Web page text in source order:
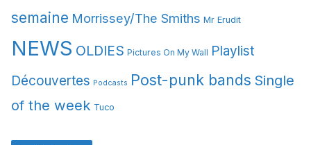
semaine Morrissey/The Smiths Mr Erudit
NEWS OLDIES Pictures On My Wall Playlist
Découvertes Podcasts Post-punk bands Single
of the week Tuco